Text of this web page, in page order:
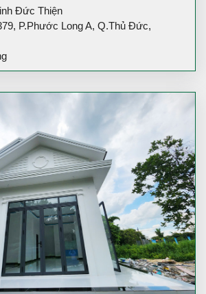
Đức Thiện
P.Phước Long A, Q.Thủ Đức,